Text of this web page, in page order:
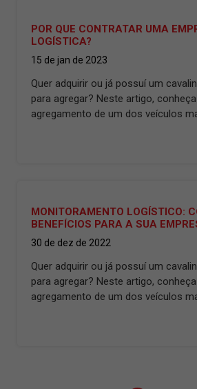
POR QUE CONTRATAR UMA
LOGÍSTICA?
15 de jan de 2023
Quer adquirir ou já possuí um
para agregar? Neste artigo,
agregamento de um dos veículos
MONITORAMENTO LOGÍSTICO:
BENEFÍCIOS PARA A SUA
30 de dez de 2022
Quer adquirir ou já possuí um
para agregar? Neste artigo,
agregamento de um dos veículos